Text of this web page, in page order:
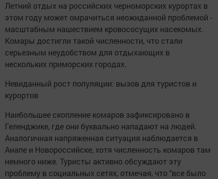
Летний отдых на российских черноморских курортах в
этом году может омрачиться неожиданной проблемой -
масштабным нашествием кровососущих насекомых.
Комары достигли такой численности, что стали
серьезным неудобством для отдыхающих в
нескольких приморских городах.
Невиданный рост популяции: вызов для туристов и
курортов
Наибольшее скопление комаров зафиксировано в
Геленджике, где они буквально нападают на людей.
Аналогичная напряженная ситуация наблюдается в
Анапе и Новороссийске, хотя численность комаров там
немного ниже. Туристы активно обсуждают эту
проблему в социальных сетях, отмечая, что "все было